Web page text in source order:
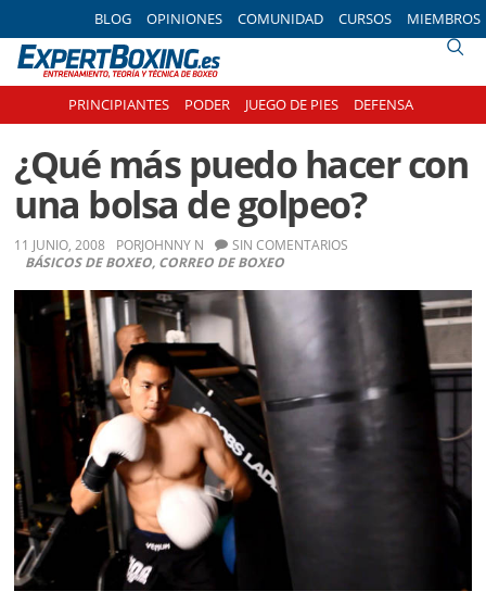
to
primary
navigation
to
main
to
primary
to
footer
BLOG OPINIONES COMUNIDAD CURSOS MIEMBROS
PRINCIPIANTES PODER JUEGO DE PIES DEFENSA
¿Qué más puedo hacer con
una bolsa de golpeo?
11 JUNIO, 2008 PORJOHNNY N
BÁSICOS DE BOXEO, CORREO DE BOXEO
SIN COMENTARIOS